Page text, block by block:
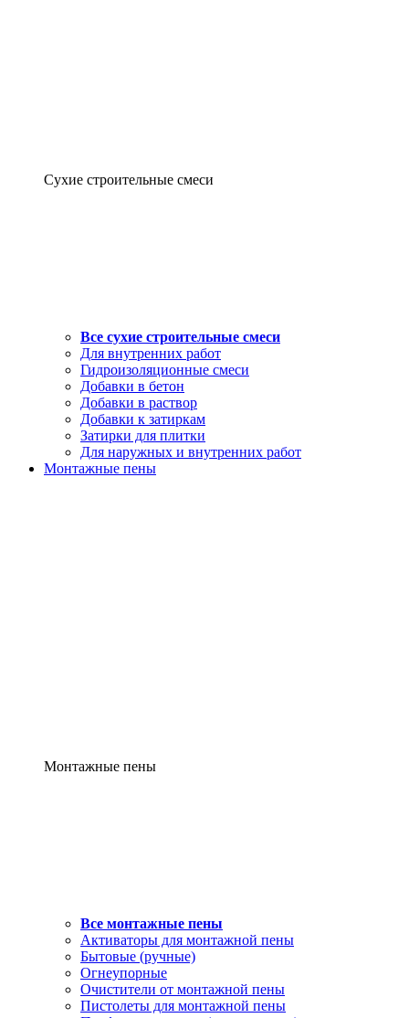
Сухие строительные смеси
Все сухие строительные смеси
Для внутренних работ
Гидроизоляционные смеси
Добавки в бетон
Добавки в раствор
Добавки к затиркам
Затирки для плитки
Для наружных и внутренних работ
Монтажные пены
Монтажные пены
Все монтажные пены
Активаторы для монтажной пены
Бытовые (ручные)
Огнеупорные
Очистители от монтажной пены
Пистолеты для монтажной пены